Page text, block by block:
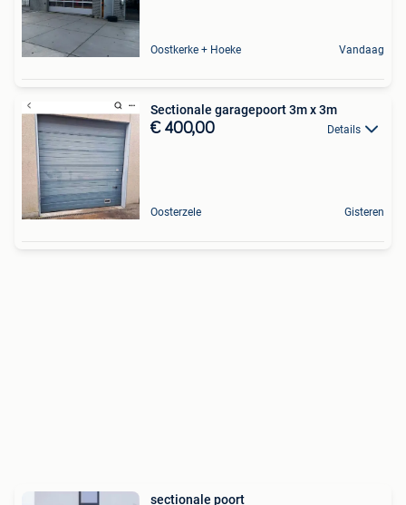
Oostkerke + Hoeke Vandaag
Sectionale garagepoort 3m x 3m
€ 400,00 Details
Oosterzele Gisteren
sectionale poort